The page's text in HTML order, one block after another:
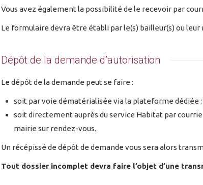
Vous avez également la possibilité de le recevoir par
Le formulaire devra être établi par le(s) bailleur(s) ou leur
Dépôt de la demande d’autorisation
Le dépôt de la demande peut se faire :
soit par voie dématérialisée via la plateforme dédiée :
soit directement auprès du service Habitat par
mairie sur rendez-vous.
Un récépissé de dépôt de demande vous sera alors
Tout dossier incomplet devra faire l’objet d’une